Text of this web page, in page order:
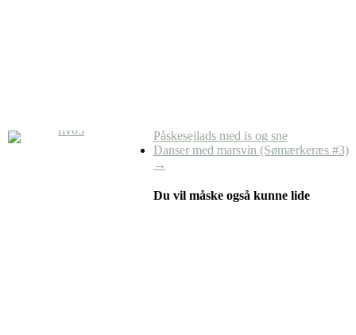
Påskesejlads med is og sne
Danser med marsvin (Sømærkeræs #3)
→
Du vil måske også kunne lide